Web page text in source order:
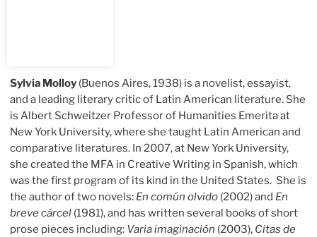
Sylvia Molloy (Buenos Aires, 1938) is a novelist, essayist,
and a leading literary critic of Latin American literature. She
is Albert Schweitzer Professor of Humanities Emerita at
New York University, where she taught Latin American and
comparative literatures. In 2007, at New York University,
she created the MFA in Creative Writing in Spanish, which
was the first program of its kind in the United States. She is
the author of two novels: En común olvido (2002) and En
breve cárcel (1981), and has written several books of short
prose pieces including: Varia imaginación (2003), Citas de